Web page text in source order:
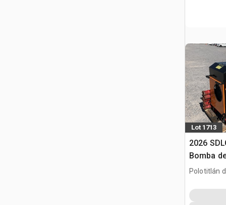
Lot 1713
2026
Bomba
Usar) /
Polotitlán